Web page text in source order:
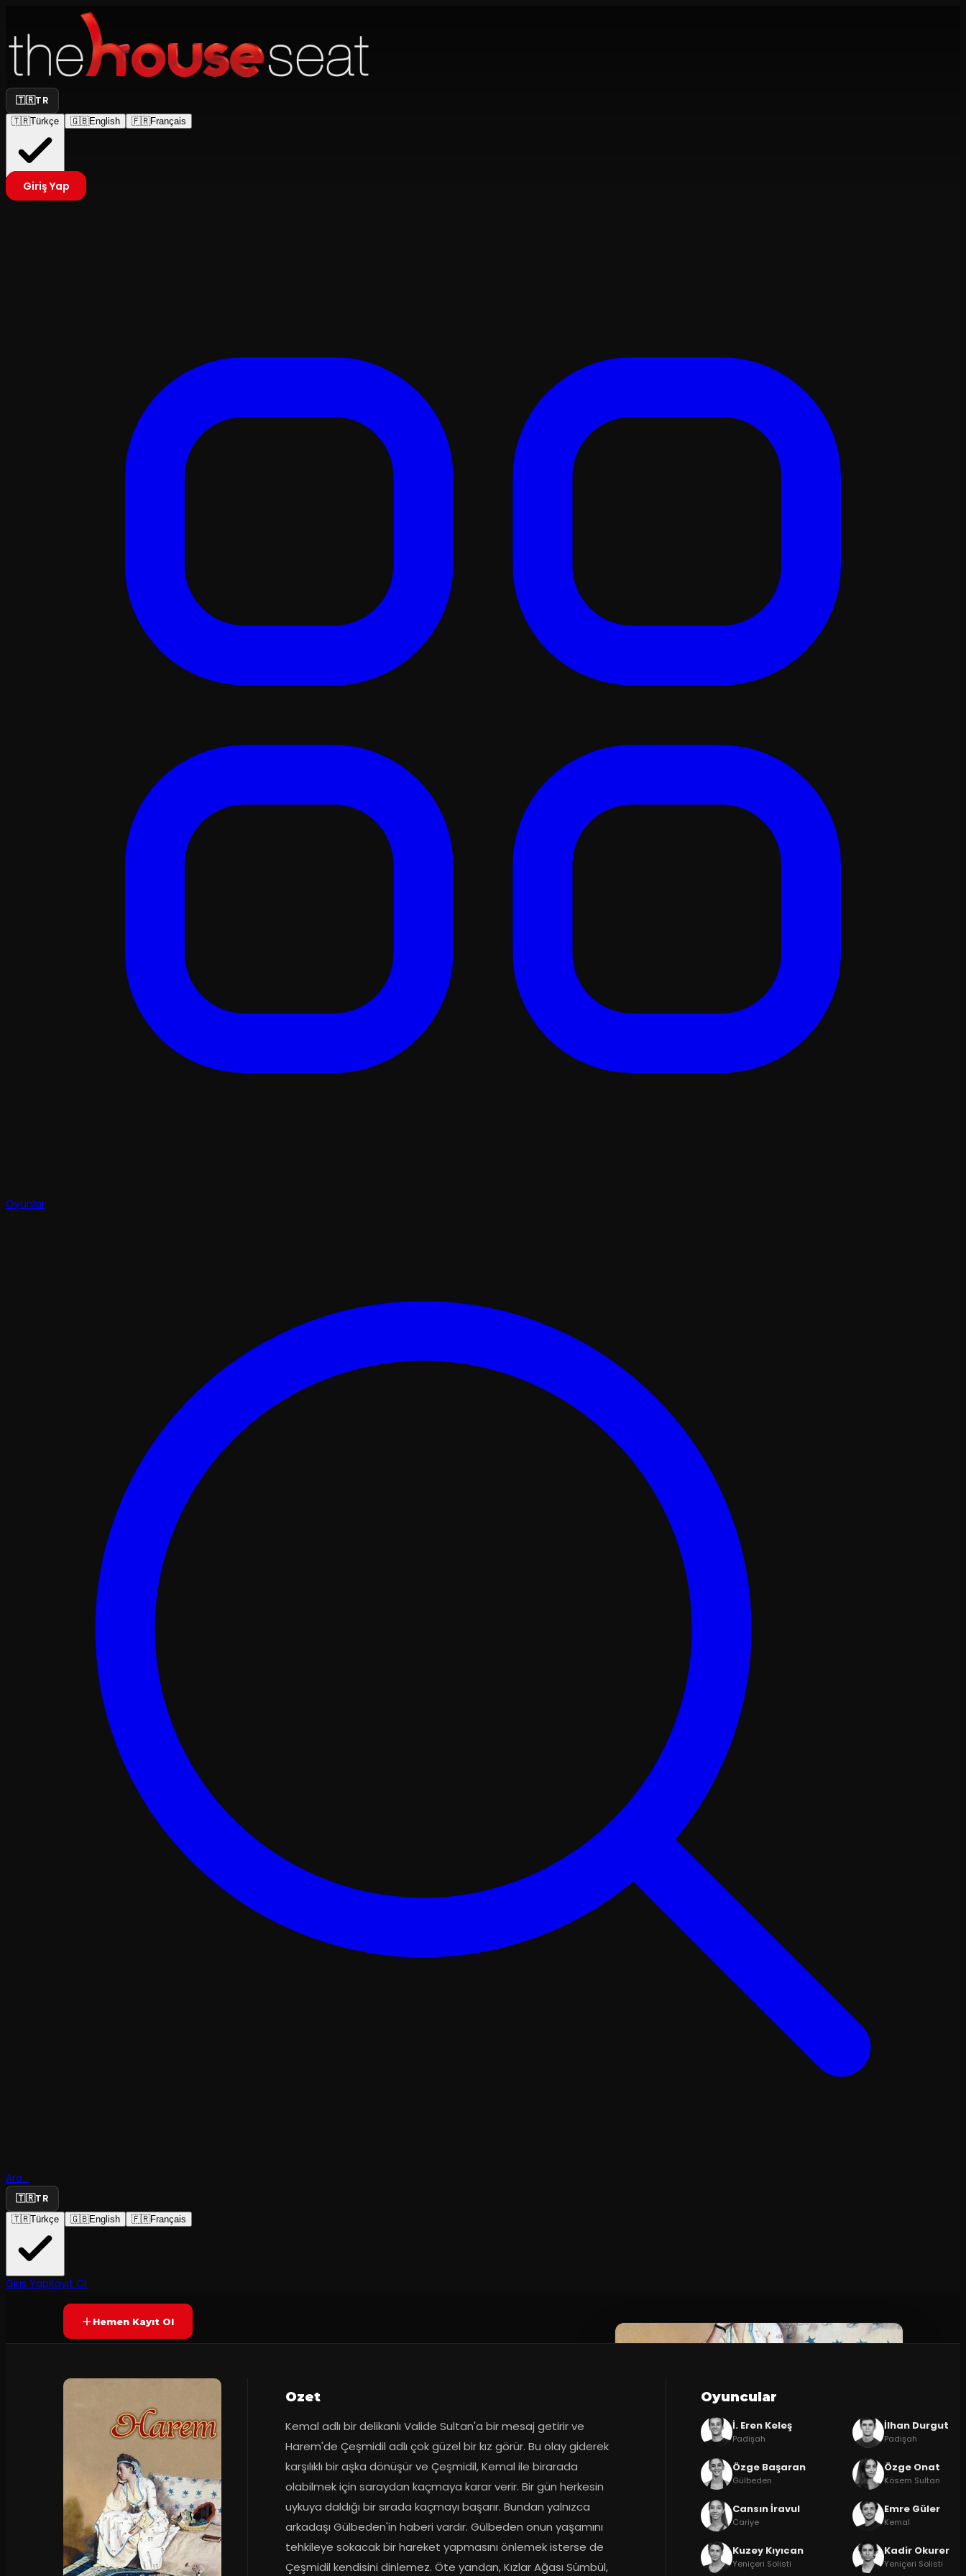
🇹🇷TR
🇹🇷Türkçe 🇬🇧English 🇫🇷Français
Giriş Yap
Oyunlar
Ara...
🇹🇷TR
🇹🇷Türkçe 🇬🇧English 🇫🇷Français
Giriş YapKayıt Ol
Harem
YAKINDA
Hemen Kayıt Ol
Ozet
Kemal adlı bir delikanlı Valide Sultan'a bir mesaj getirir ve
Harem'de Çeşmidil adlı çok güzel bir kız görür. Bu olay giderek
karşılıklı bir aşka dönüşür ve Çeşmidil, Kemal ile birarada
olabilmek için saraydan kaçmaya karar verir. Bir gün herkesin
uykuya daldığı bir sırada kaçmayı başarır. Bundan yalnızca
arkadaşı Gülbeden'in haberi vardır. Gülbeden onun yaşamını
tehkileye sokacak bir hareket yapmasını önlemek isterse de
Çeşmidil kendisini dinlemez. Öte yandan, Kızlar Ağası Sümbül,
Oyuncular
İ. Eren Keleş
Padişah
İlhan Durgut
Padişah
Özge Başaran
Gülbeden
Özge Onat
Kösem Sultan
Cansın İravul
Cariye
Emre Güler
Kemal
Kuzey Kıyıcan
Yeniçeri Solisti
Kadir Okurer
Yeniçeri Solisti